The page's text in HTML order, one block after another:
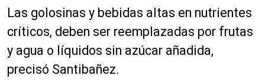
Las golosinas y bebidas altas en nutrientes
críticos, deben ser reemplazadas por frutas
y agua o líquidos sin azúcar añadida,
precisó Santibañez.